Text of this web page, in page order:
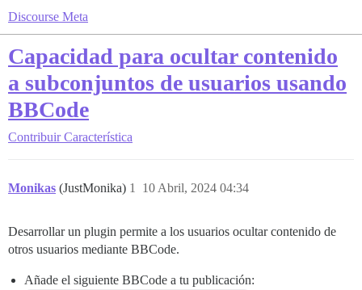
Discourse Meta
Capacidad para ocultar contenido
a subconjuntos de usuarios usando
BBCode
Contribuir Característica
Monikas (JustMonika) 10 Abril, 2024 04:34
1
Desarrollar un plugin permite a los usuarios ocultar contenido de
otros usuarios mediante BBCode.
Añade el siguiente BBCode a tu publicación: